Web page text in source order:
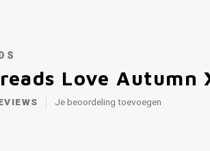
Love Autumn
Je beoordeling toevoegen